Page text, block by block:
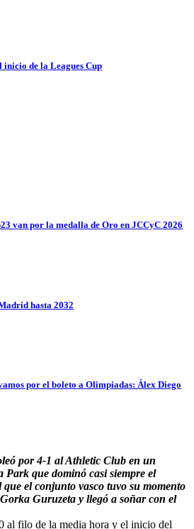
inicio de la Leagues Cup
van por la medalla de Oro en JCCyC 2026
hasta 2032
por el boleto a Olimpiadas: Álex Diego
por 4-1 al Athletic Club en un
que dominó casi siempre el
el conjunto vasco tuvo su momento
Guruzeta y llegó a soñar con el
al filo de la media hora y el inicio del